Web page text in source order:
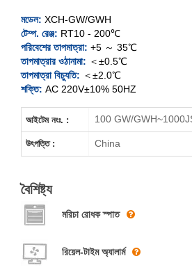
XCH-500GW
XCH-1000GW
XCH-100GWH
XCH-250GWH
XCH-500GWH
মডেল: XCH-GW/GWH
টেম্প. রেঞ্জ: RT10 - 200℃
পরিবেশের তাপমাত্রা: +5 ～ 35℃
তাপমাত্রার ওঠানামা: ＜±0.5℃
তাপমাত্রা বিচ্যুতি: ＜±2.0℃
শক্তি: AC 220V±10% 50HZ
আইটেম নংঃ. : 100 GW/
উৎপত্তি : China
বৈশিষ্ট্য
মরিচা রোধক স্পাত
রিয়েল-টাইম অ্যালার্ম